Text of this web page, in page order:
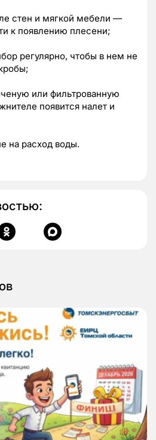
стен и мягкой мебели —
к появлению плесени;
регулярно, чтобы в нем не
или фильтрованную
появится налет и
на расход воды.